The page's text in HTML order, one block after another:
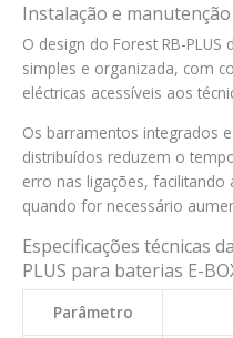
Instalação e manutenção
O design do Forest RB-
simples e organizada, com
eléctricas acessíveis aos
Os barramentos integrados
distribuídos reduzem o
erro nas ligações,
quando for necessário
Especificações técnicas
PLUS para baterias E-
Parâmetro